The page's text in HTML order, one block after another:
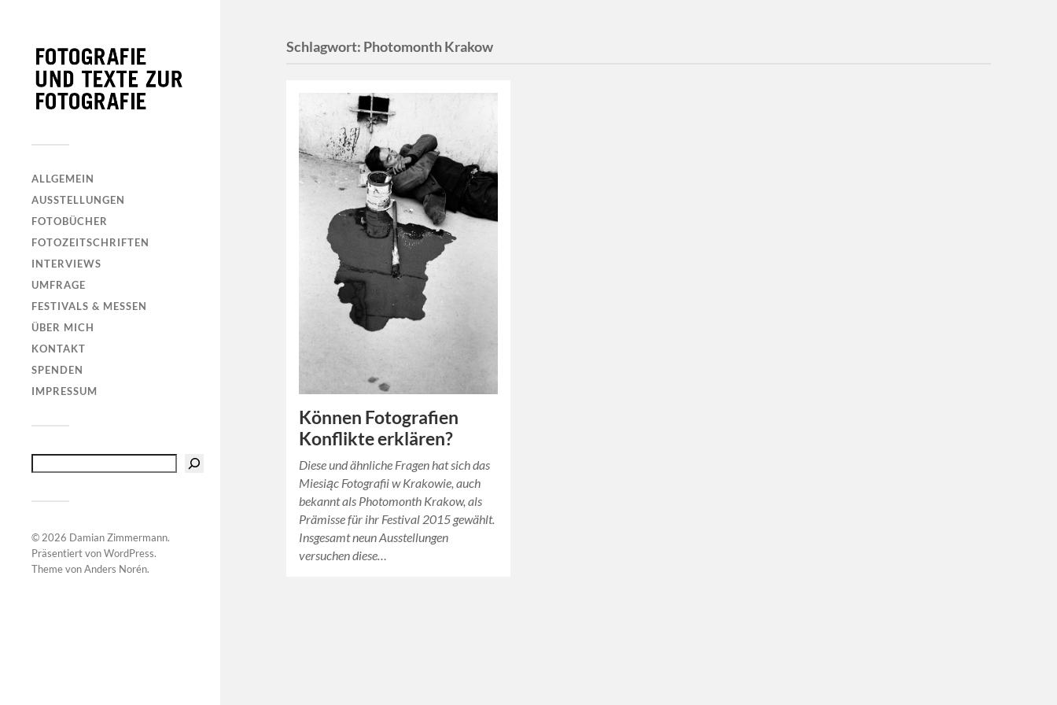
ALLGEMEIN
AUSSTELLUNGEN
FOTOBÜCHER
FOTOZEITSCHRIFTEN
INTERVIEWS
UMFRAGE
FESTIVALS & MESSEN
ÜBER MICH
KONTAKT
SPENDEN
IMPRESSUM
© 2026 Damian Zimmermann.
Präsentiert vonWordPress.
Theme vonAnders Norén.
Schlagwort: Photomonth Krakow
Können Fotografien
Konflikte erklären?
Diese und ähnliche Fragen hat sich das
Miesiąc Fotografii w Krakowie, auch
bekannt als Photomonth Krakow, als
Prämisse für ihr Festival 2015 gewählt.
Insgesamt neun Ausstellungen
versuchen diese…